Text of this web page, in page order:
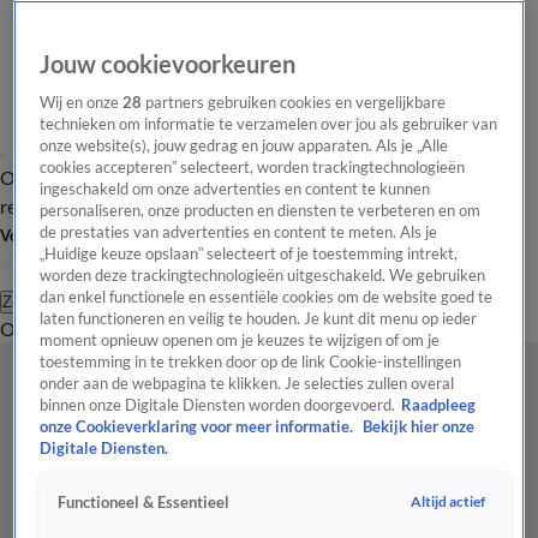
Overzicht Laatste nieuws Regionieuws Het beste van Hart
Tip de
redactie
Volg Hart van Nederland
Zoeken
OverzichtRegioUitzendingenWeerTip de redactiePanelVideo's
Jouw cookievoorkeuren
Wij en onze28 partners gebruiken cookies en vergelijkbare
technieken om informatie te verzamelen over jou als gebruiker van
onze website(s), jouw gedrag en jouw apparaten. Als je „Alle
cookies accepteren” selecteert, worden trackingtechnologieën
ingeschakeld om onze advertenties en content te kunnen
personaliseren, onze producten en diensten te verbeteren en om
de prestaties van advertenties en content te meten. Als je
„Huidige keuze opslaan” selecteert of je toestemming intrekt,
worden deze trackingtechnologieën uitgeschakeld. We gebruiken
dan enkel functionele en essentiële cookies om de website goed te
laten functioneren en veilig te houden. Je kunt dit menu op ieder
moment opnieuw openen om je keuzes te wijzigen of om je
toestemming in te trekken door op de link Cookie-instellingen
onder aan de webpagina te klikken. Je selecties zullen overal
binnen onze Digitale Diensten worden doorgevoerd. Raadpleeg
onze Cookieverklaring voor meer informatie.
Bekijk hier onze
Digitale Diensten.
Functioneel & Essentieel Altijd actief